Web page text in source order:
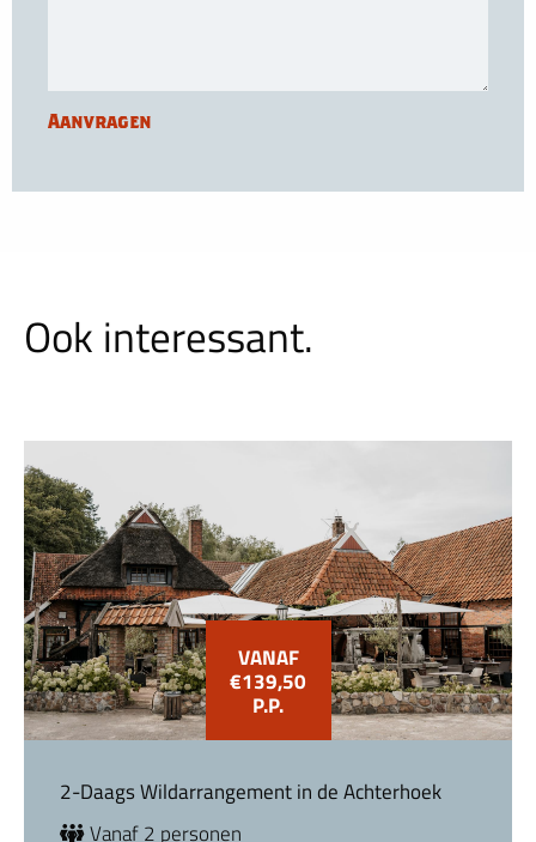
Ook interessant.
VANAF
€139,50
P.P.
2-Daags Wildarrangement in de Achterhoek
Vanaf 2 personen